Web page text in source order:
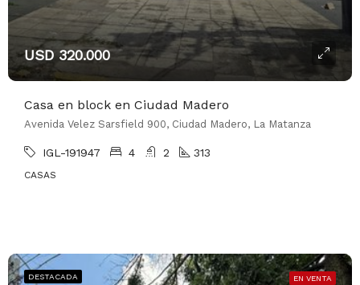
USD 320.000
Casa en block en Ciudad Madero
Avenida Velez Sarsfield 900, Ciudad Madero, La Matanza
IGL-191947 4 2 313
CASAS
DESTACADA EN VENTA